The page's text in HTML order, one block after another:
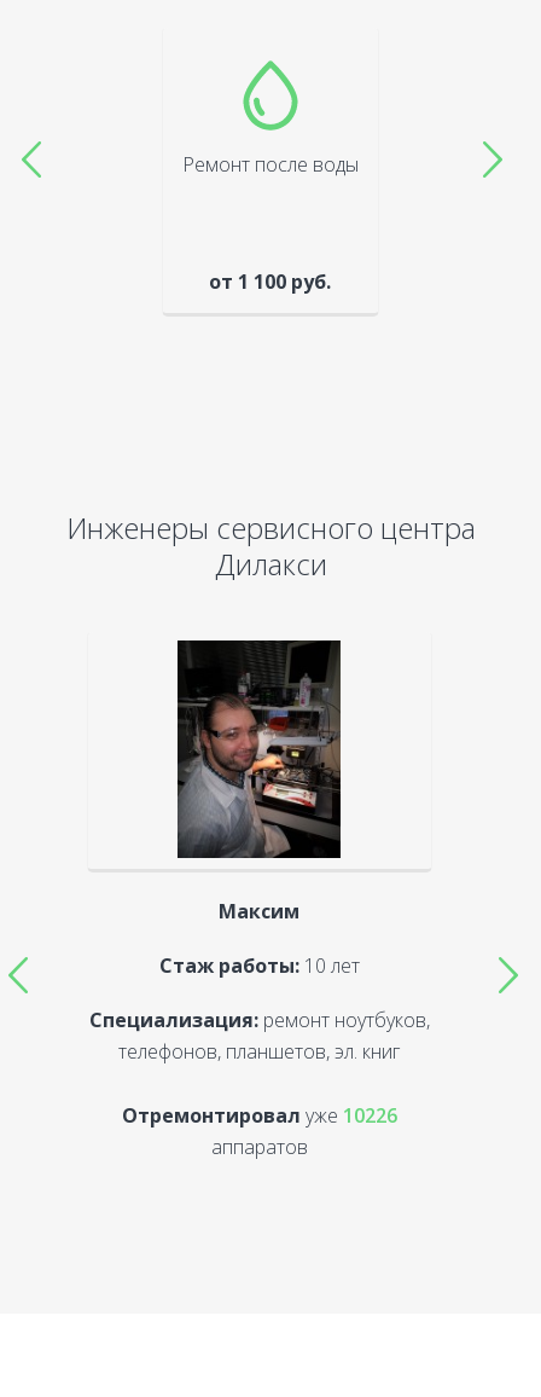
Ремонт после воды
от 1 100 руб.
Инженеры сервисного центра
Дилакси
Максим
Стаж работы:10 лет
Специализация:ремонт ноутбуков,
телефонов, планшетов, эл. книг
Отремонтировал уже 10226
аппаратов